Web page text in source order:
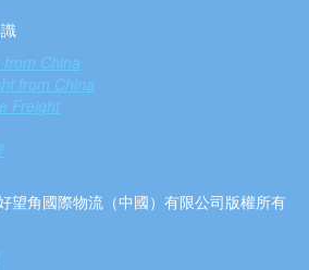
China
from China
Freight
望角國際物流（中國）有限公司版權所有